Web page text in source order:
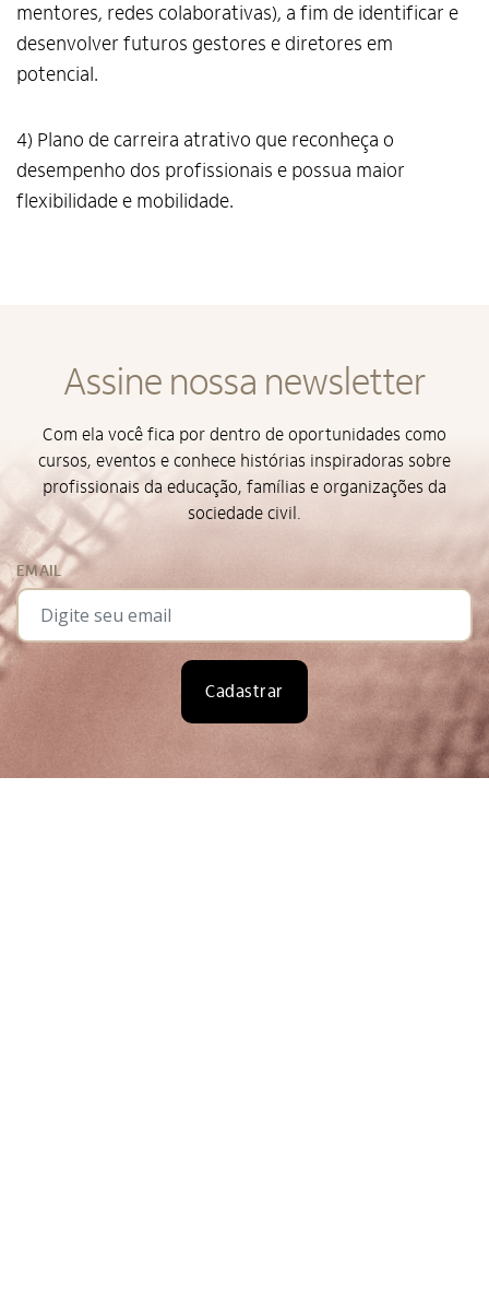
mentores, redes colaborativas), a fim de identificar e
desenvolver futuros gestores e diretores em
potencial.
4) Plano de carreira atrativo que reconheça o
desempenho dos profissionais e possua maior
flexibilidade e mobilidade.
Assine nossa newsletter
Com ela você fica por dentro de oportunidades como
cursos, eventos e conhece histórias inspiradoras sobre
profissionais da educação, famílias e organizações da
sociedade civil.
EMAIL
Cadastrar